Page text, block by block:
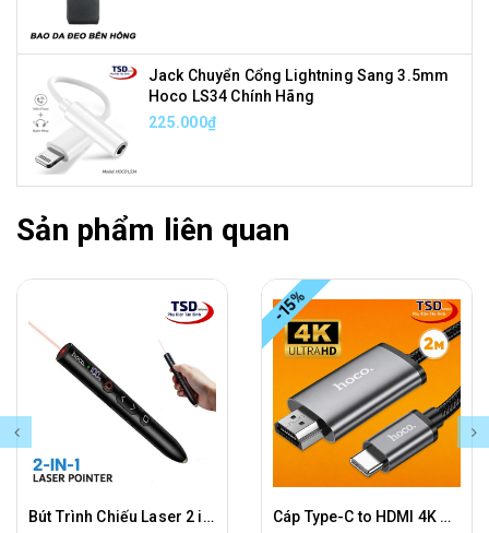
Jack Chuyển Cổng Lightning Sang 3.5mm
Hoco LS34 Chính Hãng
225.000₫
Sản phẩm liên quan
Bút Trình Chiếu Laser 2 in 1 Hoco GM203 Wireless Presenter Chính Hãng
-15%
Cáp Type-C to HDMI 4K Hoco UA27 Chính Hãng Dài 2 Mét